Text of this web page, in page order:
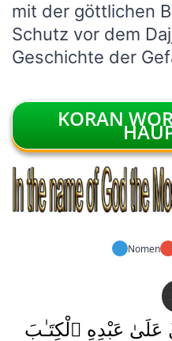
mit der göttlichen
Schutz vor dem
Geschichte der
KORAN
Nomen
عَلَىٰ عَبْدِهِ ٱلْكِتَـٰبَ